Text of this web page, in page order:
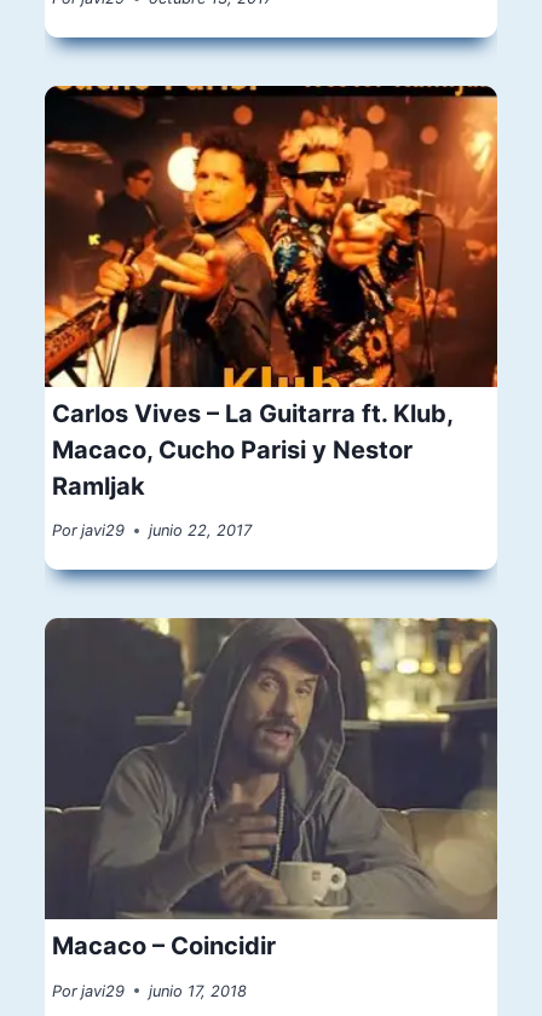
Carlos Vives – La Guitarra ft. Klub,
Macaco, Cucho Parisi y Nestor
Ramljak
Por javi29 junio 22, 2017
Macaco – Coincidir
Por javi29 junio 17, 2018